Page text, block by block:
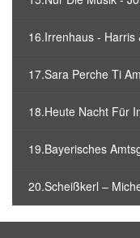
16.Irrenhaus - Harris
17.Sara Perche Ti
18.Heute Nacht Für
19.Bayerisches
20.Scheißkerl –